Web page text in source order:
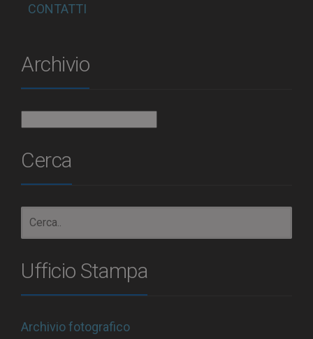
CONTATTI
Archivio
Cerca
Ufficio Stampa
Archivio fotografico